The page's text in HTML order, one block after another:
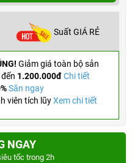
Suất GIÁ RẺ
Giảm giá toàn bộ sản
1.200.000đChi tiết
Săn ngay
viên tích lũyXem chi tiết
NGAY
tốc trong 2h